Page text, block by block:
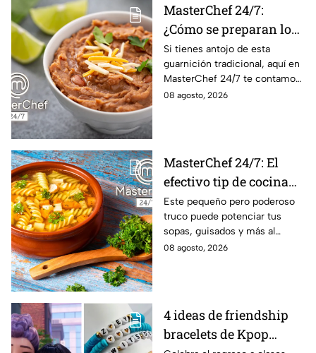
MasterChef 24/7:
¿Cómo se preparan los
frijoles puercos estilo
Sonora?
Si tienes antojo de esta
guarnición tradicional, aquí en
MasterChef 24/7 te contamos
la receta.
08 agosto, 2026
MasterChef 24/7: El
efectivo tip de cocina
de las abuelas para
darle sabor extra al
caldillo
Este pequeño pero poderoso
truco puede potenciar tus
sopas, guisados y más al
máximo.
08 agosto, 2026
4 ideas de friendship
bracelets de Kpop